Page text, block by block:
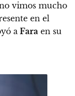
vimos mucho
en el
aFara en su